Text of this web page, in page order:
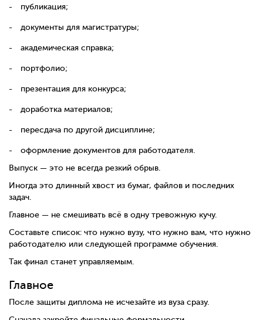
публикация;
документы для магистратуры;
академическая справка;
портфолио;
презентация для конкурса;
доработка материалов;
пересдача по другой дисциплине;
оформление документов для работодателя.
Выпуск — это не всегда резкий обрыв.
Иногда это длинный хвост из бумаг, файлов и последних
задач.
Главное — не смешивать всё в одну тревожную кучу.
Составьте список: что нужно вузу, что нужно вам, что нужно
работодателю или следующей программе обучения.
Так финал станет управляемым.
Главное
После защиты диплома не исчезайте из вуза сразу.